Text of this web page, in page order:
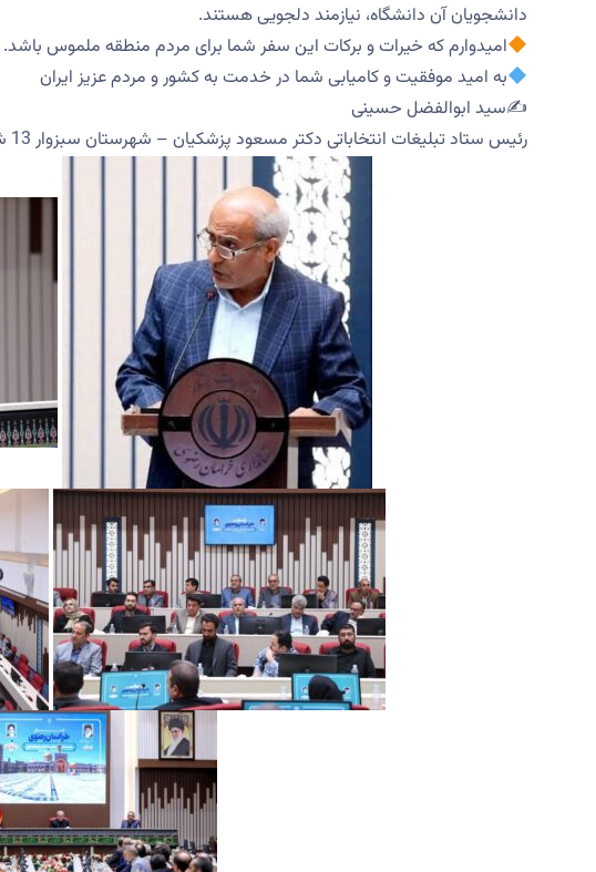
دانشجویان آن دانشگاه، نیازمند دلجویی هستند.
امیدوارم که خیرات و برکات این سفر شما برای مردم منطقه ملموس باشد.
به امید موفقیت و کامیابی شما در خدمت به کشور و مردم عزیز ایران
✍️سید ابوالفضل حسینی
رئیس ستاد تبلیغات انتخاباتی دکتر مسعود پزشکیان – شهرستان سبزوار 13 شهریور 1403